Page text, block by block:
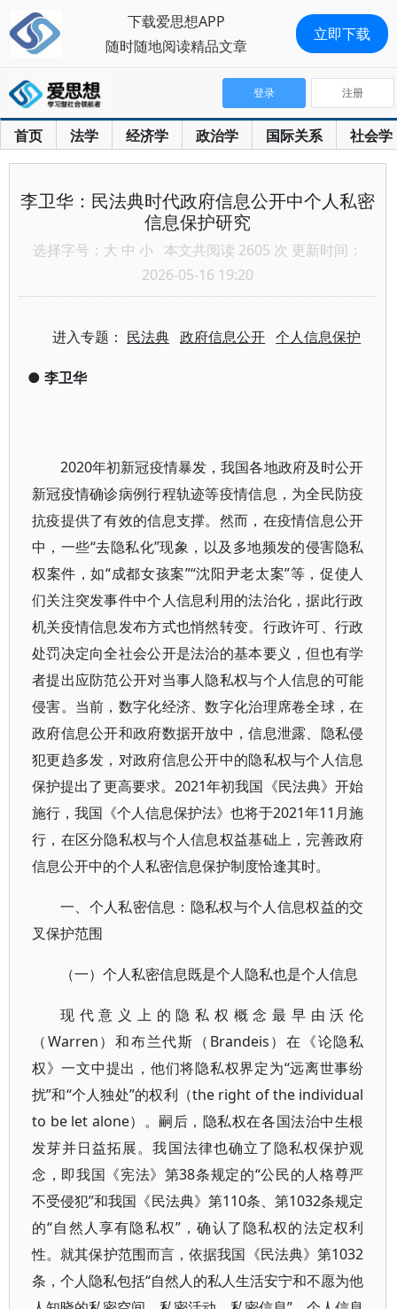
首页 法学 经济学 政治学 国际关系 社会学
登录 注册
李卫华：民法典时代政府信息公开中个人私密
信息保护研究
选择字号： 大 中 小 本文共阅读 2605 次 更新时间：
2026-05-16 19:20
进入专题： 民法典 政府信息公开 个人信息保护
● 李卫华
2020年初新冠疫情暴发，我国各地政府及时公开
新冠疫情确诊病例行程轨迹等疫情信息，为全民防疫
抗疫提供了有效的信息支撑。然而，在疫情信息公开
中，一些“去隐私化”现象，以及多地频发的侵害隐私
权案件，如“成都女孩案”“沈阳尹老太案”等，促使人
们关注突发事件中个人信息利用的法治化，据此行政
机关疫情信息发布方式也悄然转变。行政许可、行政
处罚决定向全社会公开是法治的基本要义，但也有学
者提出应防范公开对当事人隐私权与个人信息的可能
侵害。当前，数字化经济、数字化治理席卷全球，在
政府信息公开和政府数据开放中，信息泄露、隐私侵
犯更趋多发，对政府信息公开中的隐私权与个人信息
保护提出了更高要求。2021年初我国《民法典》开始
施行，我国《个人信息保护法》也将于2021年11月施
行，在区分隐私权与个人信息权益基础上，完善政府
信息公开中的个人私密信息保护制度恰逢其时。
一、个人私密信息：隐私权与个人信息权益的交
叉保护范围
（一）个人私密信息既是个人隐私也是个人信息
现代意义上的隐私权概念最早由沃伦
（Warren）和布兰代斯（Brandeis）在《论隐私
权》一文中提出，他们将隐私权界定为“远离世事纷
扰”和“个人独处”的权利（the right of the individual
to be let alone）。嗣后，隐私权在各国法治中生根
发芽并日益拓展。我国法律也确立了隐私权保护观
念，即我国《宪法》第38条规定的“公民的人格尊严
不受侵犯”和我国《民法典》第110条、第1032条规定
的“自然人享有隐私权”，确认了隐私权的法定权利
性。就其保护范围而言，依据我国《民法典》第1032
条，个人隐私包括“自然人的私人生活安宁和不愿为他
下载爱思想APP
随时随地阅读精品文章
立即下载